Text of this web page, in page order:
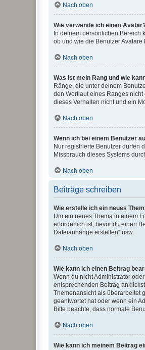
Nach oben
Wie verwende ich einen
In deinem persönlichen Bereich
ob und wie die Benutzer
Nach oben
Was ist mein Rang und wie
Ränge, die unter deinem
den Wortlaut eines Ranges
dieses Verhalten nicht und ein
Nach oben
Wenn ich bei einem Benutzer
Nur registrierte Benutzer dürfen
Missbrauch dieses Systems
Nach oben
Beiträge schreiben
Wie erstelle ich ein neues
Um ein neues Thema in einem
erforderlich ist, bevor du einen
Dateianhänge erstellen“ usw.
Nach oben
Wie kann ich einen Beitrag
Wenn du nicht Administrator
entsprechenden Beitrag
Themenansicht als überarbeitet
geantwortet hat oder wenn ein
Bitte beachte, dass normale
Nach oben
Wie kann ich meinem Beitrag